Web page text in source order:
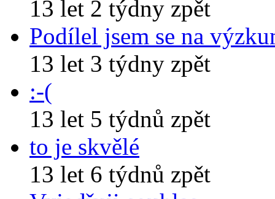
13 let 2 týdny zpět
Podílel jsem se na
13 let 3 týdny zpět
:-(
13 let 5 týdnů zpět
to je skvělé
13 let 6 týdnů zpět